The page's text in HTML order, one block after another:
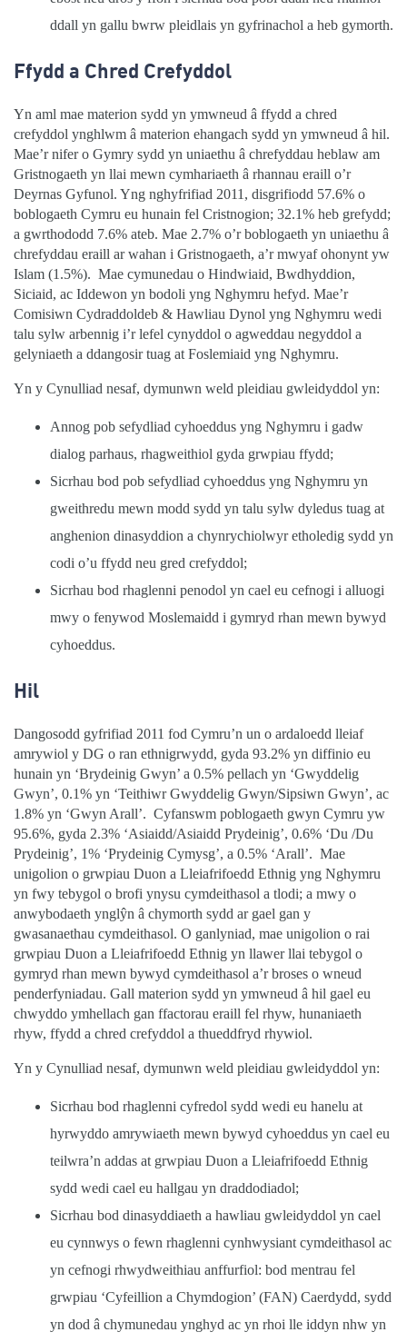
ddall yn gallu bwrw pleidlais yn gyfrinachol a heb gymorth.
Ffydd a Chred Crefyddol
Yn aml mae materion sydd yn ymwneud â ffydd a chred
crefyddol ynghlwm â materion ehangach sydd yn ymwneud â hil.
Mae’r nifer o Gymry sydd yn uniaethu â chrefyddau heblaw am
Gristnogaeth yn llai mewn cymhariaeth â rhannau eraill o’r
Deyrnas Gyfunol. Yng nghyfrifiad 2011, disgrifiodd 57.6% o
boblogaeth Cymru eu hunain fel Cristnogion; 32.1% heb grefydd;
a gwrthododd 7.6% ateb. Mae 2.7% o’r boblogaeth yn uniaethu â
chrefyddau eraill ar wahan i Gristnogaeth, a’r mwyaf ohonynt yw
Islam (1.5%). Mae cymunedau o Hindwiaid, Bwdhyddion,
Siciaid, ac Iddewon yn bodoli yng Nghymru hefyd. Mae’r
Comisiwn Cydraddoldeb & Hawliau Dynol yng Nghymru wedi
talu sylw arbennig i’r lefel cynyddol o agweddau negyddol a
gelyniaeth a ddangosir tuag at Foslemiaid yng Nghymru.
Yn y Cynulliad nesaf, dymunwn weld pleidiau gwleidyddol yn:
Annog pob sefydliad cyhoeddus yng Nghymru i gadw
dialog parhaus, rhagweithiol gyda grwpiau ffydd;
Sicrhau bod pob sefydliad cyhoeddus yng Nghymru yn
gweithredu mewn modd sydd yn talu sylw dyledus tuag at
anghenion dinasyddion a chynrychiolwyr etholedig sydd yn
codi o’u ffydd neu gred crefyddol;
Sicrhau bod rhaglenni penodol yn cael eu cefnogi i alluogi
mwy o fenywod Moslemaidd i gymryd rhan mewn bywyd
cyhoeddus.
Hil
Dangosodd gyfrifiad 2011 fod Cymru’n un o ardaloedd lleiaf
amrywiol y DG o ran ethnigrwydd, gyda 93.2% yn diffinio eu
hunain yn ‘Brydeinig Gwyn’ a 0.5% pellach yn ‘Gwyddelig
Gwyn’, 0.1% yn ‘Teithiwr Gwyddelig Gwyn/Sipsiwn Gwyn’, ac
1.8% yn ‘Gwyn Arall’. Cyfanswm poblogaeth gwyn Cymru yw
95.6%, gyda 2.3% ‘Asiaidd/Asiaidd Prydeinig’, 0.6% ‘Du /Du
Prydeinig’, 1% ‘Prydeinig Cymysg’, a 0.5% ‘Arall’. Mae
unigolion o grwpiau Duon a Lleiafrifoedd Ethnig yng Nghymru
yn fwy tebygol o brofi ynysu cymdeithasol a tlodi; a mwy o
anwybodaeth ynglŷn â chymorth sydd ar gael gan y
gwasanaethau cymdeithasol. O ganlyniad, mae unigolion o rai
grwpiau Duon a Lleiafrifoedd Ethnig yn llawer llai tebygol o
gymryd rhan mewn bywyd cymdeithasol a’r broses o wneud
penderfyniadau. Gall materion sydd yn ymwneud â hil gael eu
chwyddo ymhellach gan ffactorau eraill fel rhyw, hunaniaeth
rhyw, ffydd a chred crefyddol a thueddfryd rhywiol.
Yn y Cynulliad nesaf, dymunwn weld pleidiau gwleidyddol yn:
Sicrhau bod rhaglenni cyfredol sydd wedi eu hanelu at
hyrwyddo amrywiaeth mewn bywyd cyhoeddus yn cael eu
teilwra’n addas at grwpiau Duon a Lleiafrifoedd Ethnig
sydd wedi cael eu hallgau yn draddodiadol;
Sicrhau bod dinasyddiaeth a hawliau gwleidyddol yn cael
eu cynnwys o fewn rhaglenni cynhwysiant cymdeithasol ac
yn cefnogi rhwydweithiau anffurfiol: bod mentrau fel
grwpiau ‘Cyfeillion a Chymdogion’ (FAN) Caerdydd, sydd
yn dod â chymunedau ynghyd ac yn rhoi lle iddyn nhw yn